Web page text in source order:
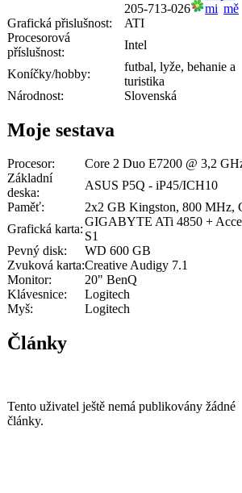
205-713-026
Grafická přislušnost:
ATI
Procesorová
příslušnost:
Intel
Koníčky/hobby:
futbal, lyže, behanie a
turistika
Národnost:
Slovenská
Moje sestava
Procesor:
Core 2 Duo E7200 @ 3,2
Základní
deska:
ASUS P5Q - iP45/ICH10
Paměť:
2x2 GB Kingston, 800 MHz,
Grafická karta:
GIGABYTE ATi 4850 +
S1
Pevný disk:
WD 600 GB
Zvuková karta:Creative Audigy 7.1
Monitor:
20" BenQ
Klávesnice:
Logitech
Myš:
Logitech
Články
Tento uživatel ještě nemá publikovány žádné
články.